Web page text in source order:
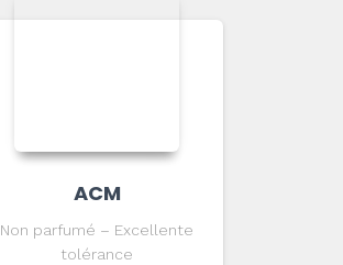
ACM
Non parfumé – Excellente
tolérance